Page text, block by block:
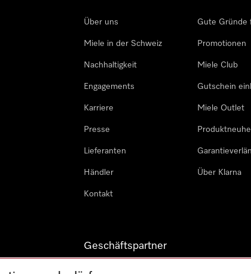
Über uns
Miele in der Schweiz
Nachhaltigkeit
Engagements
Karriere
Presse
Lieferanten
Händler
Kontakt
Gute Gründe
Promotionen
Miele Club
Gutschein
Miele Outlet
Über Klarna
Geschäftspartner